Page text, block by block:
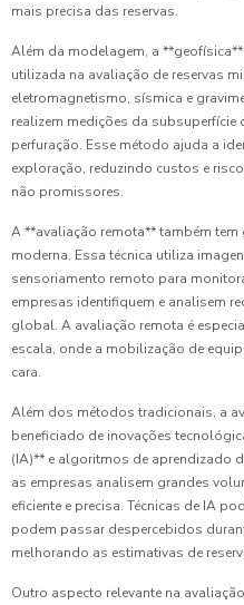
mais precisa das reservas.
Além da modelagem, a
utilizada na avaliação de reservas
eletromagnetismo, sísmica e
realizem medições da
perfuração. Esse método ajuda a
exploração, reduzindo custos e
não promissores.
A **avaliação remota** também
moderna. Essa técnica utiliza
sensoriamento remoto para
empresas identifiquem e analisem
global. A avaliação remota é
escala, onde a mobilização de
cara.
Além dos métodos tradicionais, a
beneficiado de inovações
(IA)** e algoritmos de aprendizado
as empresas analisem grandes
eficiente e precisa. Técnicas de IA
podem passar despercebidos
melhorando as estimativas de
Outro aspecto relevante na